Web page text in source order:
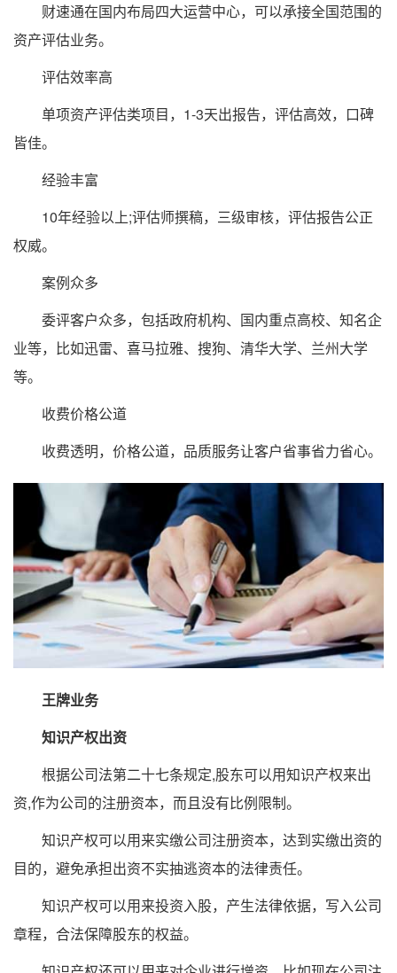
财速通在国内布局四大运营中心，可以承接全国范围的
资产评估业务。
评估效率高
单项资产评估类项目，1-3天出报告，评估高效，口碑
皆佳。
经验丰富
10年经验以上;评估师撰稿，三级审核，评估报告公正
权威。
案例众多
委评客户众多，包括政府机构、国内重点高校、知名企
业等，比如迅雷、喜马拉雅、搜狗、清华大学、兰州大学
等。
收费价格公道
收费透明，价格公道，品质服务让客户省事省力省心。
王牌业务
知识产权出资
根据公司法第二十七条规定,股东可以用知识产权来出
资,作为公司的注册资本，而且没有比例限制。
知识产权可以用来实缴公司注册资本，达到实缴出资的
目的，避免承担出资不实抽逃资本的法律责任。
知识产权可以用来投资入股，产生法律依据，写入公司
章程，合法保障股东的权益。